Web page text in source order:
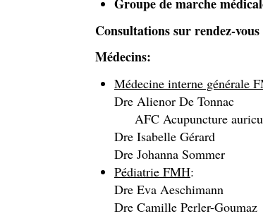
Consultations sur rendez-vous
Médecins:
Médecine interne générale
Dre Alienor De Tonnac
AFC Acupuncture
Dre Isabelle Gérard
Dre Johanna Sommer
Pédiatrie FMH:
Dre Eva Aeschimann
Dre Camille Perler-Goumaz